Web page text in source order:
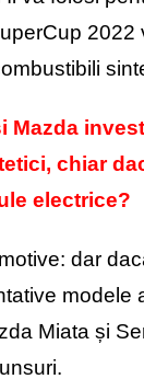
2022
Mazda
chiar
electrice?
dar
modele
Miata și